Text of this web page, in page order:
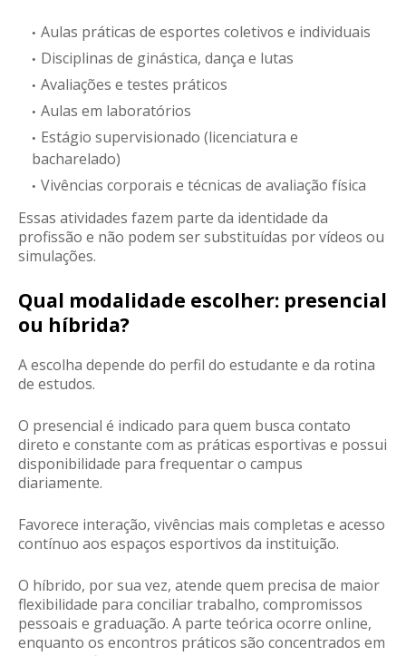
Aulas práticas de esportes coletivos e individuais
Disciplinas de ginástica, dança e lutas
Avaliações e testes práticos
Aulas em laboratórios
Estágio supervisionado (licenciatura e
bacharelado)
Vivências corporais e técnicas de avaliação física
Essas atividades fazem parte da identidade da
profissão e não podem ser substituídas por vídeos ou
simulações.
Qual modalidade escolher: presencial
ou híbrida?
A escolha depende do perfil do estudante e da rotina
de estudos.
O presencial é indicado para quem busca contato
direto e constante com as práticas esportivas e possui
disponibilidade para frequentar o campus
diariamente.
Favorece interação, vivências mais completas e acesso
contínuo aos espaços esportivos da instituição.
O híbrido, por sua vez, atende quem precisa de maior
flexibilidade para conciliar trabalho, compromissos
pessoais e graduação. A parte teórica ocorre online,
enquanto os encontros práticos são concentrados em